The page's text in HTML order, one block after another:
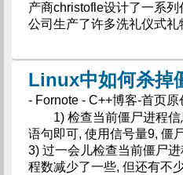
产商christofle设计了一系
公司生产了许多洗礼仪式
Linux中如何杀掉
- Fornote - C++博客-首页原
1) 检查当前僵尸进程
语句即可, 使用信号量9,
3) 过一会儿检查当前僵
程数减少了一些, 但还有